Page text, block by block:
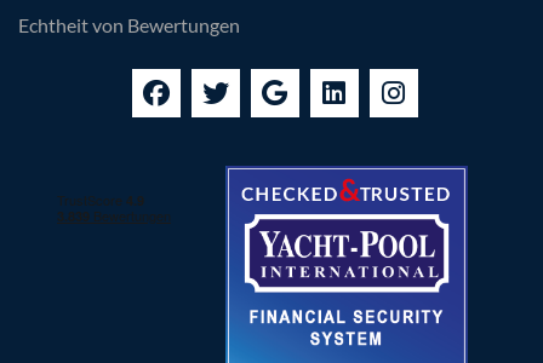
Echtheit von Bewertungen